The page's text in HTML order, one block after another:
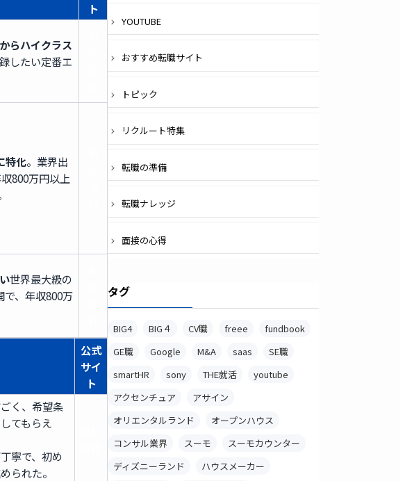
ト
らハイクラス
したい定番エ
特化。業界出
800万円以上
世界最大級の
で、年収800万
公式
サイ
ト
く、希望条
てもらえ
寧で、初め
られた。
YOUTUBE
おすすめ転職サイト
トピック
リクルート特集
転職の準備
転職ナレッジ
面接の心得
タグ
BIG4 BIG４ CV職 freee
fundbook
GE職
Google M&A saas
SE職
smartHR
sony THE就活
youtube
アクセンチュア
アサイン
オリエンタルランド
オープンハウス
コンサル業界
スーモ
スーモカウンター
ディズニーランド
ハウスメーカー